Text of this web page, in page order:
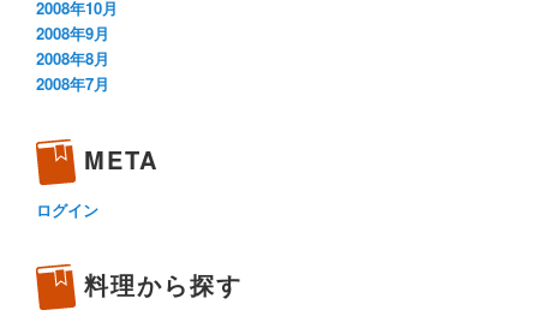
2008年10月
2008年9月
2008年8月
2008年7月
META
ログイン
料理から探す